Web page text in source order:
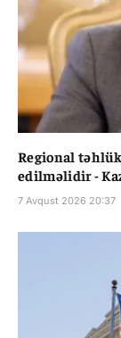
Regional
edilməlidir -
7 Avqust 2026 20:37